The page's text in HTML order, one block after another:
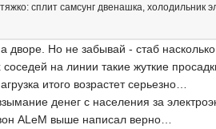
сплит самсунг двенашка,
Но не забывай - стаб
на линии такие жуткие
итого возрастет серьезно…
денег с населения за
ALeM выше написал верно…